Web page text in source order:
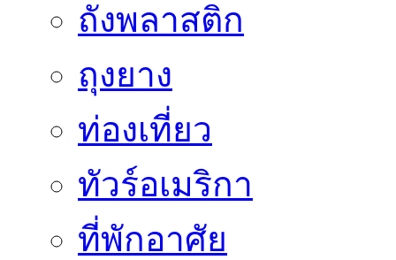
ถังพลาสติก
ถุงยาง
ท่องเที่ยว
ทัวร์อเมริกา
ที่พักอาศัย